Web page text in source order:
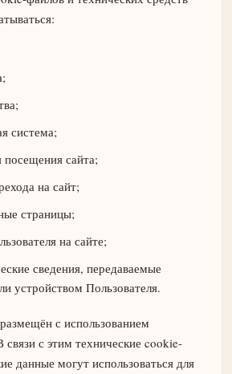
система;
посещения сайта;
на сайт;
страницы;
на сайте;
сведения, передаваемые
устройством Пользователя.
с использованием
с этим технические cookie-
данные могут использоваться для